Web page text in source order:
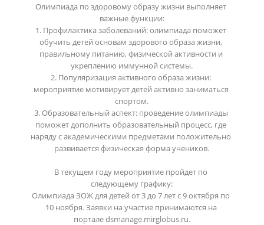
Олимпиада по здоровому образу жизни выполняет
важные функции:
1. Профилактика заболеваний: олимпиада поможет
обучить детей основам здорового образа жизни,
правильному питанию, физической активности и
укреплению иммунной системы.
2. Популяризация активного образа жизни:
мероприятие мотивирует детей активно заниматься
спортом.
3. Образовательный аспект: проведение олимпиады
поможет дополнить образовательный процесс, где
наряду с академическими предметами положительно
развивается физическая форма учеников.
В текущем году мероприятие пройдет по
следующему графику:
Олимпиада ЗОЖ для детей от 3 до 7 лет с 9 октября по
10 ноября. Заявки на участие принимаются на
портале dsmanage.mirglobus.ru.